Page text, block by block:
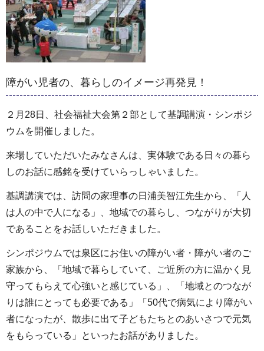
障がい児者の、暮らしのイメージ再発見！
２月28日、社会福祉大会第２部として基調講演・シンポジ
ウムを開催しました。
来場していただいたみなさんは、実体験である日々の暮ら
しのお話に感銘を受けていらっしゃいました。
基調講演では、訪問の家理事の日浦美智江先生から、「人
は人の中で人になる」、地域での暮らし、つながりが大切
であることをお話しいただきました。
シンポジウムでは泉区にお住いの障がい者・障がい者のご
家族から、「地域で暮らしていて、ご近所の方に温かく見
守ってもらえて心強いと感じている」、「地域とのつなが
りは誰にとっても必要である」「50代で病気により障がい
者になったが、散歩に出て子どもたちとのあいさつで元気
をもらっている」といったお話がありました。